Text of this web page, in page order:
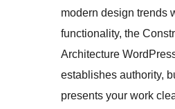
modern design trends
functionality, the
Architecture
establishes authority,
presents your work